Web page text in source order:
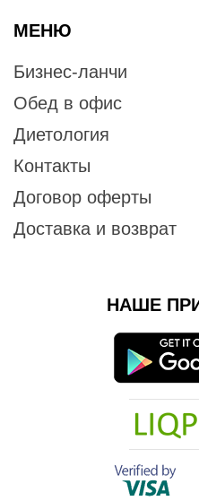
МЕНЮ
Бизнес-ланчи
Обед в офис
Диетология
Контакты
Договор оферты
Доставка и возврат
НАШЕ